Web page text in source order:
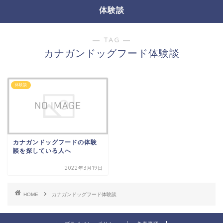
体験談
― TAG ―
カナガンドッグフード体験談
体験談
カナガンドッグフードの体験
談を探している人へ
2022年3月19日
HOME カナガンドッグフード体験談